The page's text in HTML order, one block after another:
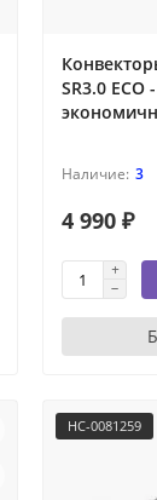
SR3.0
3
4 990 ₽
НС-0081259